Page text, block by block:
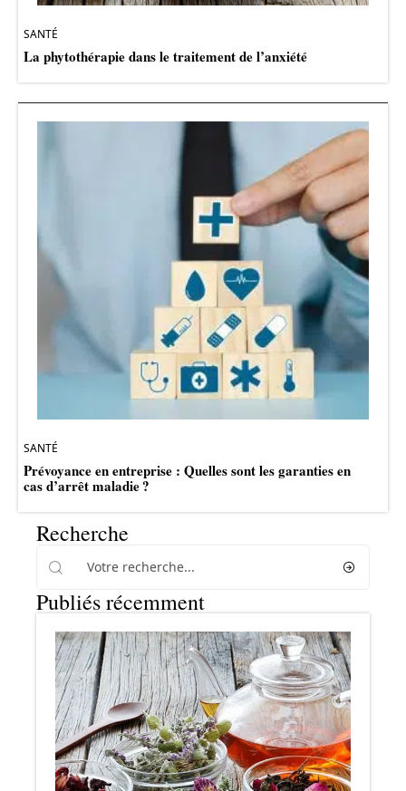
SANTÉ
La phytothérapie dans le traitement de l’anxiété
SANTÉ
Prévoyance en entreprise : Quelles sont les garanties en
cas d’arrêt maladie ?
Recherche
Publiés récemment